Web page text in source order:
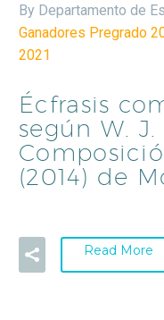
By Departamento de
Ganadores Pregrado
2021
Écfrasis
según W.
(2014) de
Read More